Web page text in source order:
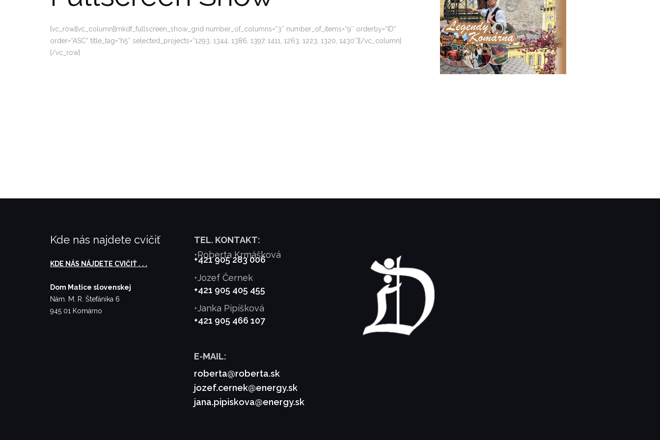
[vc_row][vc_column][mkdf_fullscreen_show_grid number_of_columns=“3″ number_of_items=“9″ orderby=“ID“
order=“ASC“ title_tag=“h5″ selected_projects=“1293, 1344, 1386, 1397, 1411, 1263, 1223, 1320, 1430″][/vc_column]
[/vc_row]
Kde nás najdete cvičiť
KDE NÁS NÁJDETE CVIČIŤ . . .
Dom Matice slovenskej
Nám. M. R. Štefánika 6
945 01 Komárno
TEL. KONTAKT:
•Roberta Krmášková
+421 905 283 006
•Jozef Černek
+421 905 405 455
•Janka Pipíšková
+421 905 466 107
E-MAIL:
roberta@roberta.sk
jozef.cernek@energy.sk
jana.pipiskova@energy.sk